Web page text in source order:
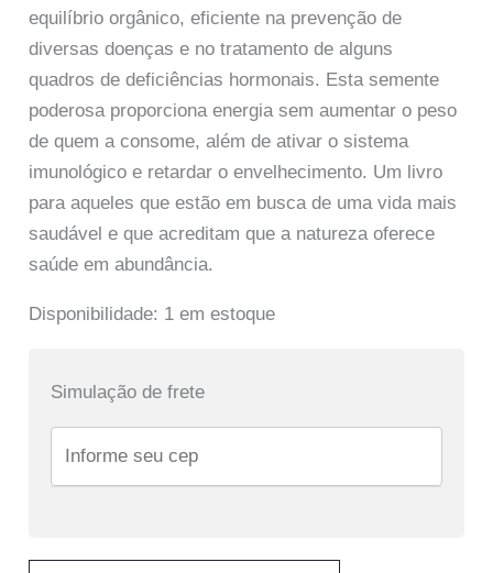
equilíbrio orgânico, eficiente na prevenção de
diversas doenças e no tratamento de alguns
quadros de deficiências hormonais. Esta semente
poderosa proporciona energia sem aumentar o peso
de quem a consome, além de ativar o sistema
imunológico e retardar o envelhecimento. Um livro
para aqueles que estão em busca de uma vida mais
saudável e que acreditam que a natureza oferece
saúde em abundância.
Disponibilidade: 1 em estoque
Simulação de frete